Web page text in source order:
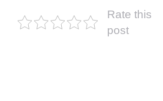
Rate this
post